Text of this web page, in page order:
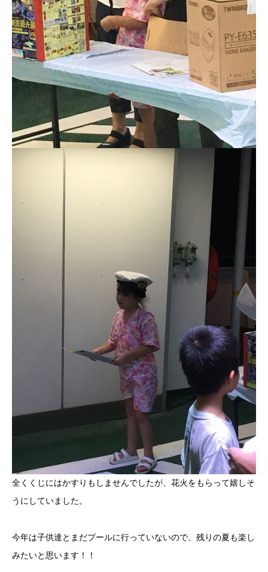
全くくじにはかすりもしませんでしたが、花火をもらって嬉しそ
うにしていました。
今年は子供達とまだプールに行っていないので、残りの夏も楽し
みたいと思います！！